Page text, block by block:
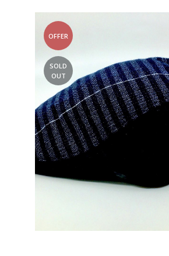
OFFER
SOLD
OUT